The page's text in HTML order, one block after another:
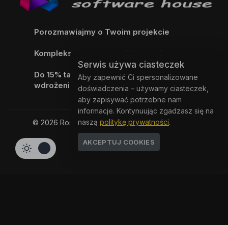
Porozmawiajmy o Twoim projekcie
Kompleksowa dostawa i instalacja systemu
Do 15% taniej przy kompleksowych
wdrożeniach
© 2026 Rostar.pl - Wszelkie prawa zastrzeżone.
Serwis używa ciasteczek
Aby zapewnić Ci spersonalizowane
doświadczenia – używamy ciasteczek,
aby zapisywać potrzebne nam
informacje. Kontynuując zgadzasz się na
naszą politykę prywatności.
AKCEPTUJ COOKIES